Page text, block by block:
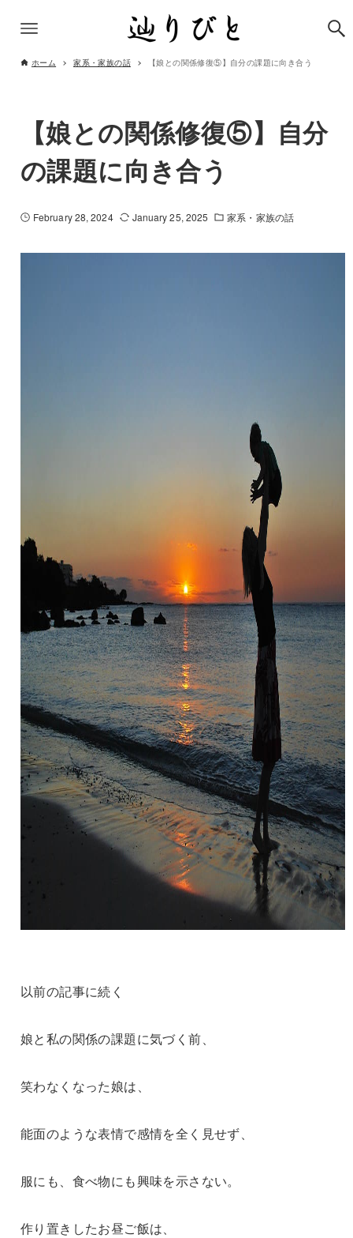
ホーム 家系・家族の話 【娘との関係修復⑤】自分の課題に向き合う
【娘との関係修復⑤】自分
の課題に向き合う
February 28, 2024 January 25, 2025 家系・家族の話
以前の記事に続く
娘と私の関係の課題に気づく前、
笑わなくなった娘は、
能面のような表情で感情を全く見せず、
服にも、食べ物にも興味を示さない。
作り置きしたお昼ご飯は、